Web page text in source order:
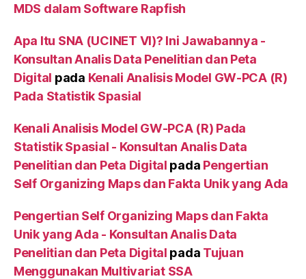
MDS dalam Software Rapfish
Apa Itu SNA (UCINET VI)? Ini Jawabannya -
Konsultan Analis Data Penelitian dan Peta
Digital pada Kenali Analisis Model GW-PCA (R)
Pada Statistik Spasial
Kenali Analisis Model GW-PCA (R) Pada
Statistik Spasial - Konsultan Analis Data
Penelitian dan Peta Digital pada Pengertian
Self Organizing Maps dan Fakta Unik yang Ada
Pengertian Self Organizing Maps dan Fakta
Unik yang Ada - Konsultan Analis Data
Penelitian dan Peta Digital pada Tujuan
Menggunakan Multivariat SSA